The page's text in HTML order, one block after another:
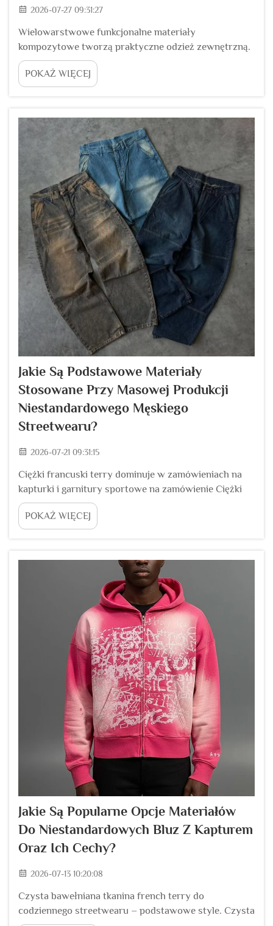
2026-07-27 09:31:27
Wielowarstwowe funkcjonalne materiały
kompozytowe tworzą praktyczne odzież zewnętrzną.
Funkcjonalna technologia tekstyliów kompozytowych
stanowi podstawę kurtki przeznaczonych zarówno na
zewnątrz, jak i na codzienne noszenie – zapewniają
przepuszczalnością powietrza oraz lekkością...
POKAŻ WIĘCEJ
Jakie Są Podstawowe Materiały
Stosowane Przy Masowej Produkcji
Niestandardowego Męskiego
Streetwearu?
2026-07-21 09:31:15
Ciężki francuski terry dominuje w zamówieniach na
kapturki i garnitury sportowe na zamówienie Ciężki
francuski terry z bawełny jest dominującym
materiałem wykorzystywanym przy seryjnej
produkcji kapturków, spodni typu jogger oraz
odzieżowych, dzięki...
POKAŻ WIĘCEJ
Jakie Są Popularne Opcje Materiałów
Do Niestandardowych Bluz Z Kapturem
Oraz Ich Cechy?
2026-07-13 10:20:08
Czysta bawełniana tkanina french terry do
codziennego streetwearu – podstawowe style. Czysta